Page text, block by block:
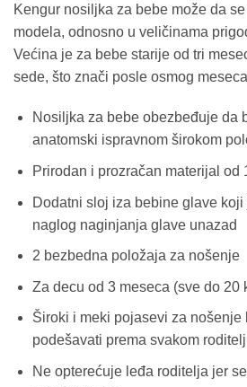
Kengur nosiljka za bebe može da
modela, odnosno u veličinama
Većina je za bebe starije od tri
sede, što znači posle osmog
Nosiljka za bebe obezbeđuje da
anatomski ispravnom širokom
Prirodan i prozračan materijal od
Dodatni sloj iza bebine glave
naglog naginjanja glave unazad
2 bezbedna položaja za nošenje
Za decu od 3 meseca (sve do 20
Široki i meki pojasevi za nošenje
podešavati prema svakom
Ne opterećuje leđa roditelja jer